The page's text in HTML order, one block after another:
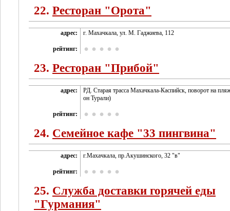
22. Ресторан "Орота"
адрес: г. Махачкала, ул. М. Гаджиева, 112
рейтинг:
23. Ресторан "Прибой"
адрес:
РД. Старая трасса Махачкала-Каспийск, поворот на
он Турали)
рейтинг:
24. Семейное кафе "33 пингвина"
адрес: г.Махачкала, пр.Акушинского, 32 "в"
рейтинг:
25. Служба доставки горячей еды
"Гурмания"